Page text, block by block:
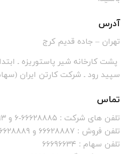
آدرس
تهران – جاده قديم كرج
پشت کارخانه شیر پاستوریزه ـ
سپید رود ـ شرکت کارتن ایران
تماس
تلفن های شرکت : 66628885-6 و 66628893-7
تلفن فروش : 66628887 و 66628889
تلفن سهام : 66696634